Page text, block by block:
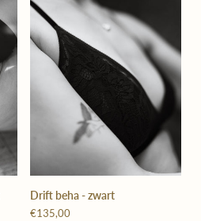
Drift beha - zwart
€135,00